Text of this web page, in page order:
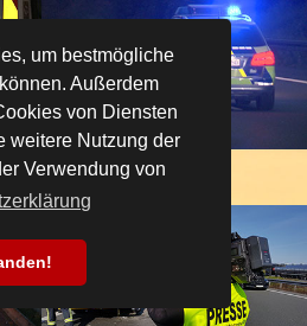
um bestmögliche
Außerdem
von Diensten
weitere Nutzung der
Verwendung von